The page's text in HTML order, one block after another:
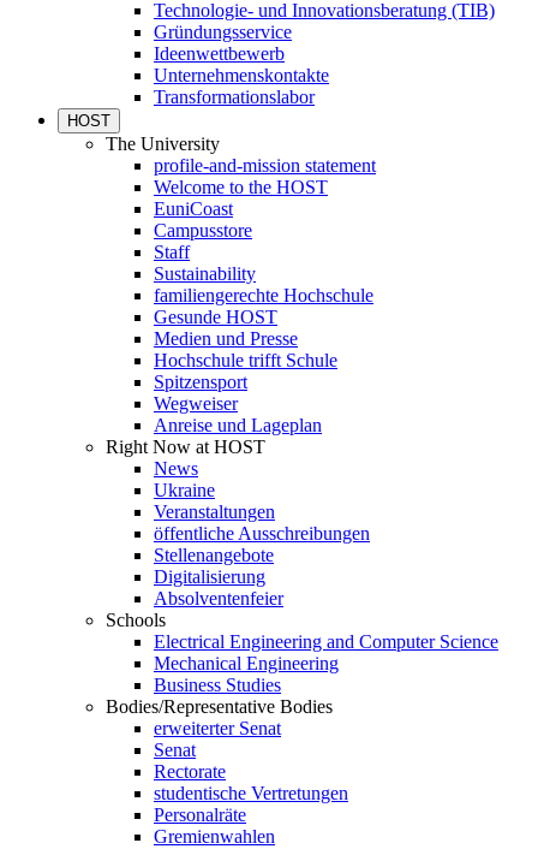
Technologie- und Innovationsberatung (TIB)
Gründungsservice
Ideenwettbewerb
Unternehmenskontakte
Transformationslabor
HOST
The University
profile-and-mission statement
Welcome to the HOST
EuniCoast
Campusstore
Staff
Sustainability
familiengerechte Hochschule
Gesunde HOST
Medien und Presse
Hochschule trifft Schule
Spitzensport
Wegweiser
Anreise und Lageplan
Right Now at HOST
News
Ukraine
Veranstaltungen
öffentliche Ausschreibungen
Stellenangebote
Digitalisierung
Absolventenfeier
Schools
Electrical Engineering and Computer Science
Mechanical Engineering
Business Studies
Bodies/Representative Bodies
erweiterter Senat
Senat
Rectorate
studentische Vertretungen
Personalräte
Gremienwahlen